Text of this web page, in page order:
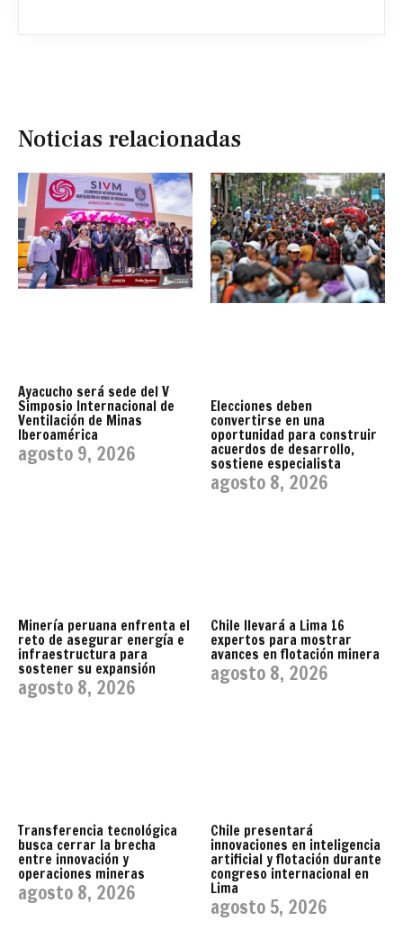
Noticias relacionadas
Ayacucho será sede del V
Simposio Internacional de
Ventilación de Minas
Iberoamérica
agosto 9, 2026
Elecciones deben
convertirse en una
oportunidad para construir
acuerdos de desarrollo,
sostiene especialista
agosto 8, 2026
Minería peruana enfrenta el
reto de asegurar energía e
infraestructura para
sostener su expansión
agosto 8, 2026
Chile llevará a Lima 16
expertos para mostrar
avances en flotación minera
agosto 8, 2026
Transferencia tecnológica
busca cerrar la brecha
entre innovación y
operaciones mineras
agosto 8, 2026
Chile presentará
innovaciones en inteligencia
artificial y flotación durante
congreso internacional en
Lima
agosto 5, 2026